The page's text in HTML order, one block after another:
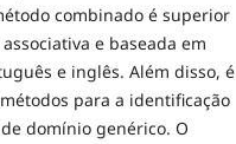
combinado é superior
e baseada em
e inglês. Além disso, é
para a identificação
domínio genérico. O